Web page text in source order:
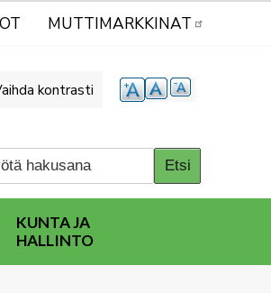
MUTTIMARKKINAT
kontrasti
KUNTA JA
HALLINTO